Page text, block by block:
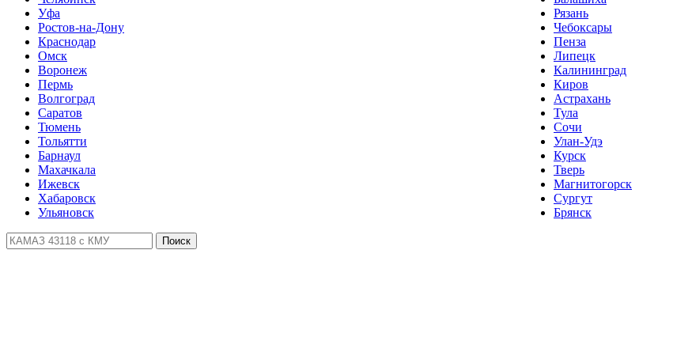
Уфа
Ростов-на-Дону
Краснодар
Омск
Воронеж
Пермь
Волгоград
Саратов
Тюмень
Тольятти
Барнаул
Махачкала
Ижевск
Хабаровск
Ульяновск
Рязань
Чебоксары
Пенза
Липецк
Калининград
Киров
Астрахань
Тула
Сочи
Улан-Удэ
Курск
Тверь
Магнитогорск
Сургут
Брянск
Поиск